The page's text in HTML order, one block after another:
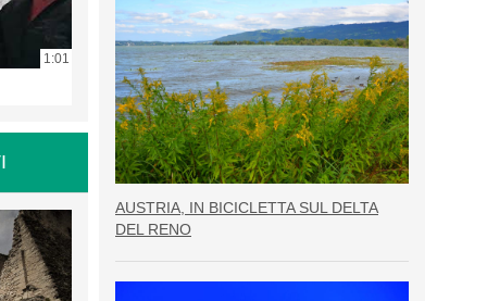
1:01
AUSTRIA, IN BICICLETTA SUL DELTA
DEL RENO